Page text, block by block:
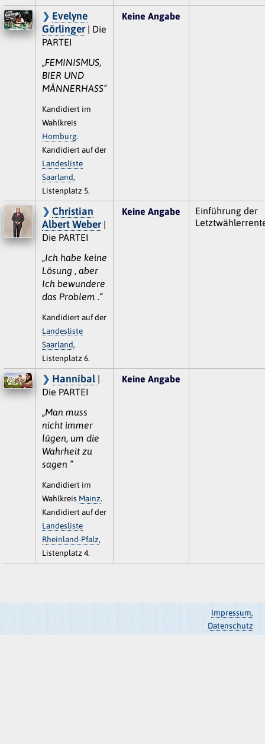
Evelyne
Görlinger| Die
PARTEI
„FEMINISMUS,
BIER UND
MÄNNERHASS“
Kandidiert im
Wahlkreis
Homburg.
Kandidiert auf der
Landesliste
Saarland,
Listenplatz 5.
Keine Angabe
Christian
Albert Weber|
Die PARTEI
„Ich habe keine
Lösung , aber
Ich bewundere
das Problem .“
Kandidiert auf der
Landesliste
Saarland,
Listenplatz 6.
Keine Angabe
Einführung der
Hannibal |
Die PARTEI
„Man muss
nicht immer
lügen, um die
Wahrheit zu
sagen “
Kandidiert im
Wahlkreis Mainz.
Kandidiert auf der
Landesliste
Rheinland-Pfalz,
Listenplatz 4.
Keine Angabe
Impressum,
Datenschutz